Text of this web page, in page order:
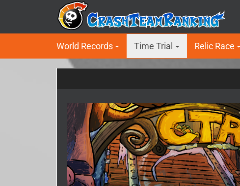
World Records Time Trial Relic Race